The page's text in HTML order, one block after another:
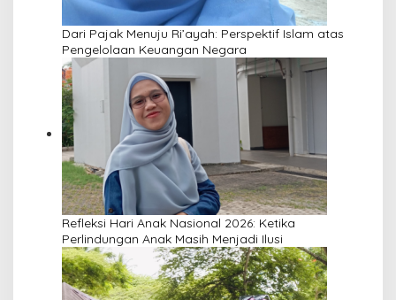
Dari Pajak Menuju Ri’ayah: Perspektif Islam atas
Pengelolaan Keuangan Negara
Refleksi Hari Anak Nasional 2026: Ketika
Perlindungan Anak Masih Menjadi Ilusi